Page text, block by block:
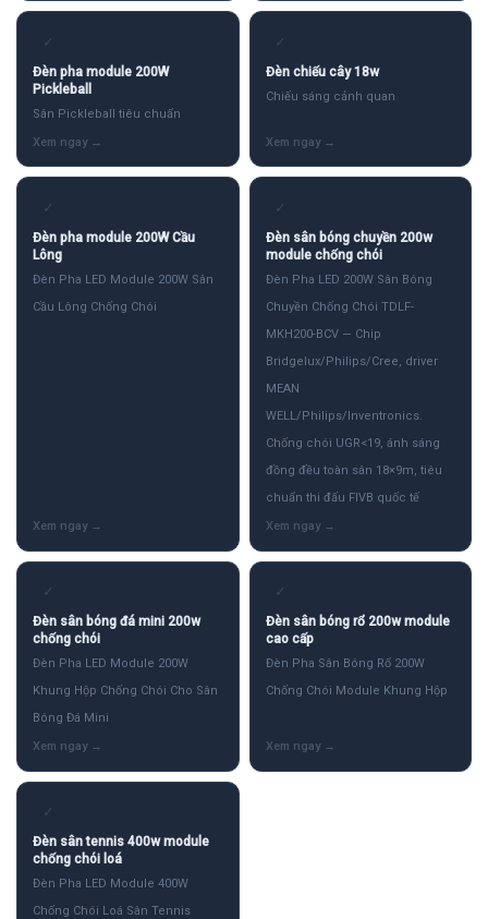
✓
Đèn pha module 200W
Pickleball
Sân Pickleball tiêu chuẩn
✓
Đèn chiếu cây 18w
Chiếu sáng cảnh quan
✓
Đèn pha module 200W Cầu
Lông
Đèn Pha LED Module 200W Sân
Cầu Lông Chống Chói
✓
Đèn sân bóng chuyền 200w
module chống chói
Đèn Pha LED 200W Sân Bóng
Chuyền Chống Chói TDLF-
MKH200-BCV — Chip
Bridgelux/Philips/Cree, driver
MEAN
WELL/Philips/Inventronics.
Chống chói UGR<19, ánh sáng
đồng đều toàn sân 18×9m, tiêu
chuẩn thi đấu FIVB quốc tế
✓
Đèn sân bóng đá mini 200w
chống chói
Đèn Pha LED Module 200W
Khung Hộp Chống Chói Cho Sân
Bóng Đá Mini
✓
Đèn sân bóng rổ 200w module
cao cấp
Đèn Pha Sân Bóng Rổ 200W
Chống Chói Module Khung Hộp
✓
Đèn sân tennis 400w module
chống chói loá
Đèn Pha LED Module 400W
Chống Chói Loá Sân Tennis